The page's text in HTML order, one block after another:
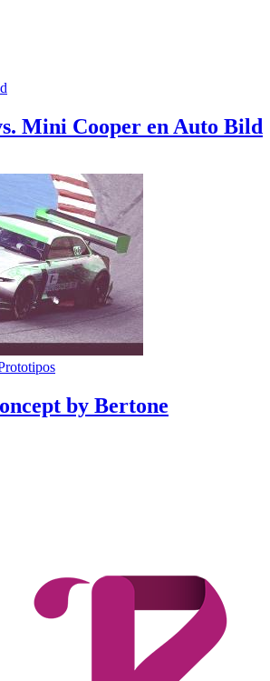
Mini Cooper en Auto Bild
by Bertone